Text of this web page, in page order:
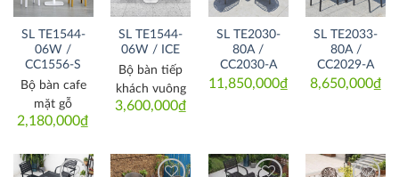
SL TE1544-
06W /
CC1556-S
2,180,000₫
Bộ bàn cafe
mặt gỗ
SL TE1544-
06W / ICE
3,600,000₫
Bộ bàn tiếp
khách vuông
SL TE2030-
80A /
CC2030-A
11,850,000₫
SL TE2033-
80A /
CC2029-A
8,650,000₫